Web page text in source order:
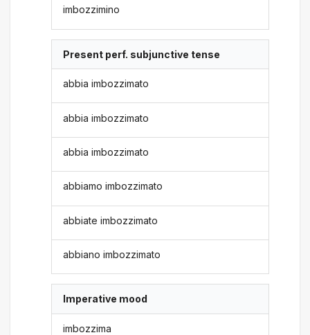
imbozzimino
Present perf. subjunctive tense
abbia imbozzimato
abbia imbozzimato
abbia imbozzimato
abbiamo imbozzimato
abbiate imbozzimato
abbiano imbozzimato
Imperative mood
imbozzima